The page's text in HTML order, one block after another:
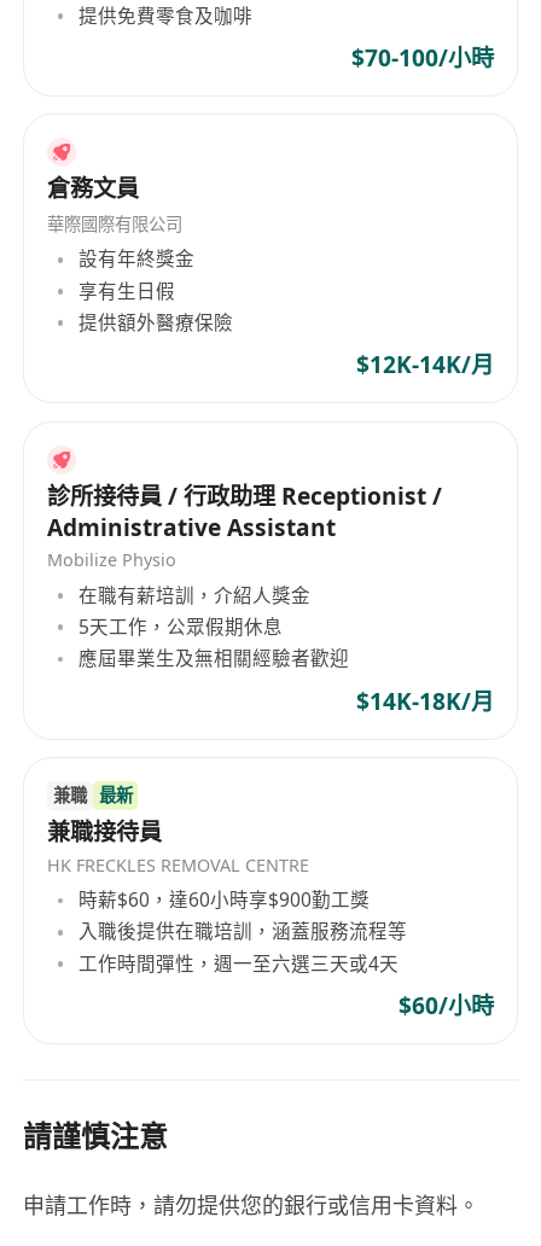
提供免費零食及咖啡
$70-100/小時
倉務文員
華際國際有限公司
設有年終獎金
享有生日假
提供額外醫療保險
$12K-14K/月
診所接待員 / 行政助理 Receptionist /
Administrative Assistant
Mobilize Physio
在職有薪培訓，介紹人獎金
5天工作，公眾假期休息
應屆畢業生及無相關經驗者歡迎
$14K-18K/月
兼職 最新
兼職接待員
HK FRECKLES REMOVAL CENTRE
時薪$60，達60小時享$900勤工獎
入職後提供在職培訓，涵蓋服務流程等
工作時間彈性，週一至六選三天或4天
$60/小時
請謹慎注意
申請工作時，請勿提供您的銀行或信用卡資料。